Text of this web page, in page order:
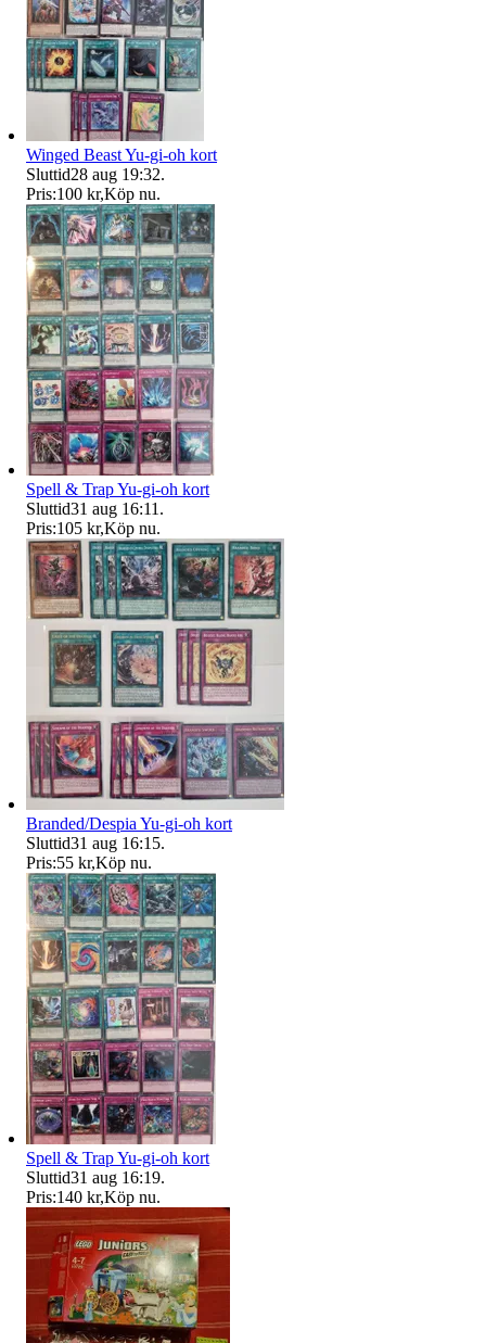
Winged Beast Yu-gi-oh kort
Sluttid28 aug 19:32.
Pris:100 kr,Köp nu.
Spell & Trap Yu-gi-oh kort
Sluttid31 aug 16:11 .
Pris:105 kr,Köp nu.
Branded/Despia Yu-gi-oh kort
Sluttid31 aug 16:15.
Pris:55 kr,Köp nu.
Spell & Trap Yu-gi-oh kort
Sluttid31 aug 16:19.
Pris:140 kr,Köp nu.